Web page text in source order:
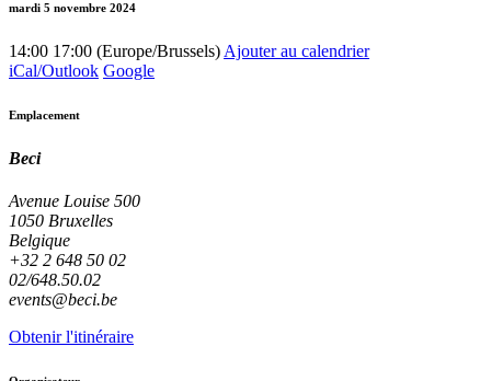
mardi 5 novembre 2024
14:00 17:00 (Europe/Brussels) Ajouter au calendrier
iCal/Outlook Google
Emplacement
Beci
Avenue Louise 500
1050 Bruxelles
Belgique
+32 2 648 50 02
02/648.50.02
events@beci.be
Obtenir l'itinéraire